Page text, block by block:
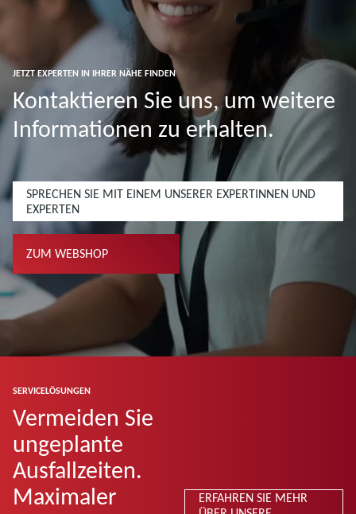
JETZT EXPERTEN IN IHRER NÄHE FINDEN
Kontaktieren Sie uns, um weitere
Informationen zu erhalten.
SPRECHEN SIE MIT EINEM UNSERER EXPERTINNEN UND
EXPERTEN
ZUM WEBSHOP
SERVICELÖSUNGEN
Vermeiden Sie
ungeplante
Ausfallzeiten.
Maximaler
ERFAHREN SIE MEHR